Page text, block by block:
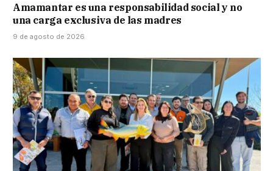
Amamantar es una responsabilidad social y no
una carga exclusiva de las madres
9 de agosto de 2026